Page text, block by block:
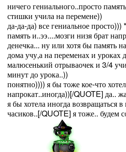
ничего гениального..просто
стишки учила на перемене))
да-да-да) все гениальное
память и..ээ....мозги низя брат
денечка... ну или хотя бы память
дома учу,а на переменах и уроках
малюсенький отрываочек и 3/4
минут до урока..))
понятно)))) я бы тоже кое-что
напрокат..иногда))[/QUOTE] да..
я бы хотела иногда возвращаться
часиков..[/QUOTE] я тоже.. будем